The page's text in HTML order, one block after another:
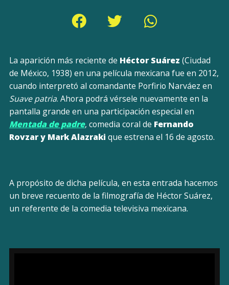
La aparición más reciente de Héctor Suárez (Ciudad
de México, 1938) en una película mexicana fue en 2012,
cuando interpretó al comandante Porfirio Narváez en
Suave patria. Ahora podrá vérsele nuevamente en la
pantalla grande en una participación especial en
Mentada de padre, comedia coral de Fernando
Rovzar y Mark Alazraki que estrena el 16 de agosto.
A propósito de dicha película, en esta entrada hacemos
un breve recuento de la filmografía de Héctor Suárez,
un referente de la comedia televisiva mexicana.